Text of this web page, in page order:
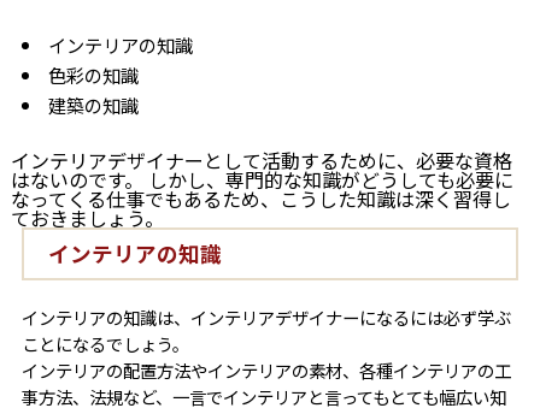
インテリアの知識
色彩の知識
建築の知識
インテリアデザイナーとして活動するために、必要な資格
はないのです。 しかし、専門的な知識がどうしても必要に
なってくる仕事でもあるため、こうした知識は深く習得し
ておきましょう。
インテリアの知識
インテリアの知識は、インテリアデザイナーになるには必ず学ぶ
ことになるでしょう。
インテリアの配置方法やインテリアの素材、各種インテリアの工
事方法、法規など、一言でインテリアと言ってもとても幅広い知